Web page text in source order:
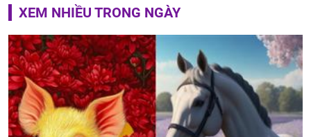
XEM NHIỀU TRONG NGÀY